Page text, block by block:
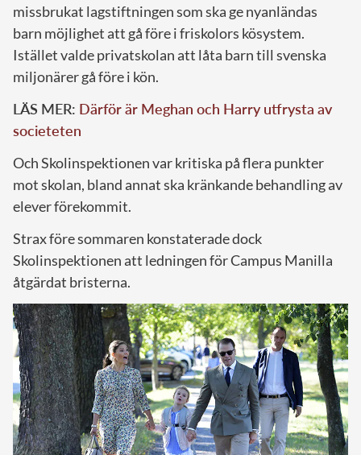
missbrukat lagstiftningen som ska ge nyanländas
barn möjlighet att gå före i friskolors kösystem.
Istället valde privatskolan att låta barn till svenska
miljonärer gå före i kön.
LÄS MER: Därför är Meghan och Harry utfrysta av
societeten
Och Skolinspektionen var kritiska på flera punkter
mot skolan, bland annat ska kränkande behandling av
elever förekommit.
Strax före sommaren konstaterade dock
Skolinspektionen att ledningen för Campus Manilla
åtgärdat bristerna.